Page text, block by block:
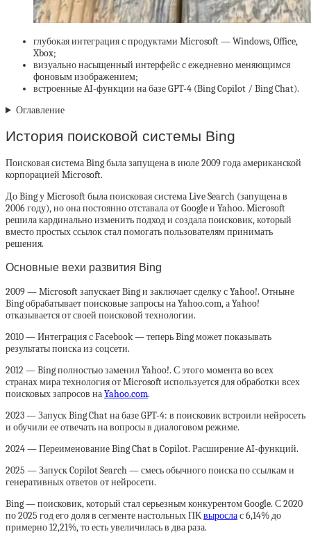
глубокая интеграция с продуктами Microsoft — Windows, Office,
Xbox;
визуально насыщенный интерфейс с ежедневно меняющимся
фоновым изображением;
встроенные AI-функции на базе GPT-4 (Bing Copilot / Bing Chat).
Оглавление
История поисковой системы Bing
Поисковая система Bing была запущена в июле 2009 года американской
корпорацией Microsoft.
До Bing у Microsoft была поисковая система Live Search (запущена в
2006 году), но она постоянно отставала от Google и Yahoo. Microsoft
решила кардинально изменить подход и создала поисковик, который
вместо простых ссылок стал помогать пользователям принимать
решения.
Основные вехи развития Bing
2009 — Microsoft запускает Bing и заключает сделку с Yahoo!. Отныне
Bing обрабатывает поисковые запросы на Yahoo.com, а Yahoo!
отказывается от своей поисковой технологии.
2010 — Интеграция с Facebook — теперь Bing может показывать
результаты поиска из соцсети.
2012 — Bing полностью заменил Yahoo!. С этого момента во всех
странах мира технология от Microsoft используется для обработки всех
поисковых запросов наYahoo.com.
2023 — Запуск Bing Chat на базе GPT-4: в поисковик встроили нейросеть
и обучили ее отвечать на вопросы в диалоговом режиме.
2024 — Переименование Bing Chat в Copilot. Расширение AI-функций.
2025 — Запуск Copilot Search — смесь обычного поиска по ссылкам и
генеративных ответов от нейросети.
Bing — поисковик, который стал серьезным конкурентом Google. С 2020
по 2025 год его доля в сегменте настольных ПКвырослас 6,14% до
примерно 12,21%, то есть увеличилась в два раза.